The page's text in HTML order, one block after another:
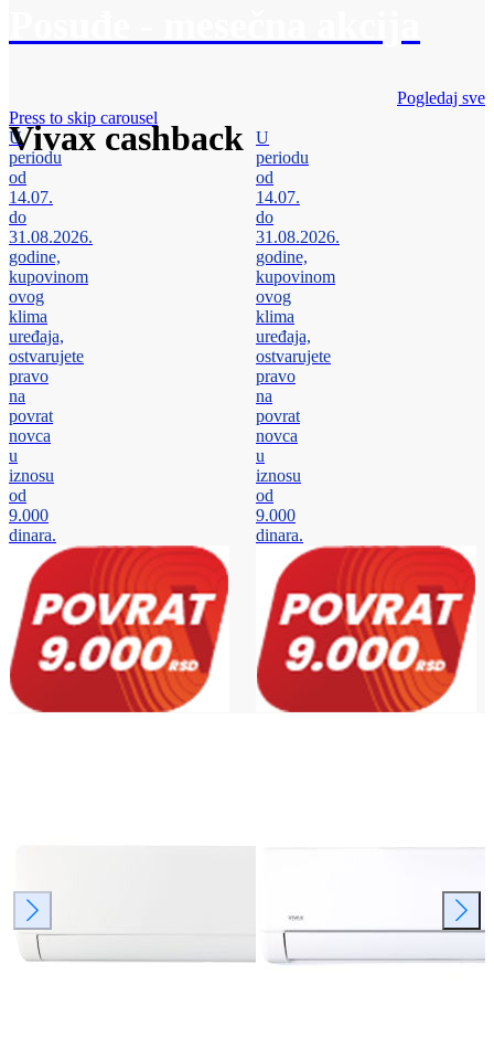
Vivax cashback
Pogledaj sve
Press to skip carousel
U
periodu
od
14.07.
do
31.08.2026.
godine,
kupovinom
ovog
klima
uređaja,
ostvarujete
pravo
na
povrat
novca
u
iznosu
od
9.000
dinara.
U
periodu
od
14.07.
do
31.08.2026.
godine,
kupovinom
ovog
klima
uređaja,
ostvarujete
pravo
na
povrat
novca
u
iznosu
od
9.000
dinara.